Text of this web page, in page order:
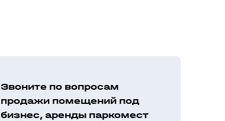
Звоните по вопросам
продажи помещений под
бизнес, аренды паркомест